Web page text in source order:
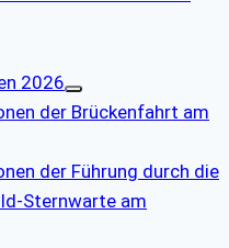
2026
der Brückenfahrt am
der Führung durch die
Sternwarte am